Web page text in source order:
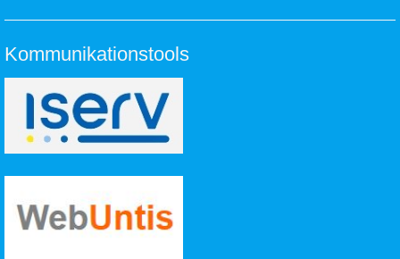
Kommunikationstools